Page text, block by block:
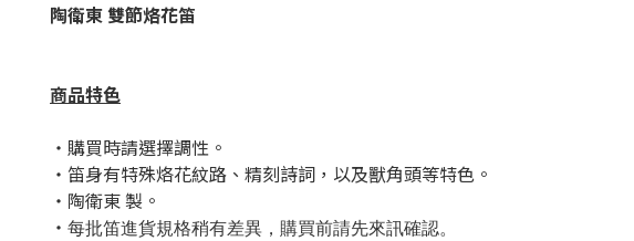
陶衛東 雙節烙花笛
商品特色
・購買時請選擇調性。
・笛身有特殊烙花紋路、精刻詩詞，以及獸角頭等特色。
・陶衛東 製。
・ 每批笛進貨規格稍有差異，購買前請先來訊確認。